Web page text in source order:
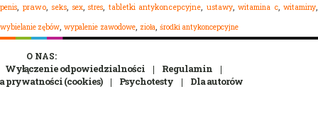
penis prawo, seks sex, stres tabletki antykoncepcyjne ustawy, witamina c, witaminy
wybielanie zębów wypalenie zawodowe zioła środki antykoncepcyjne
O NAS:
Wyłączenie odpowiedzialności
Regulamin
prywatności (cookies)
Psychotesty Dla autorów